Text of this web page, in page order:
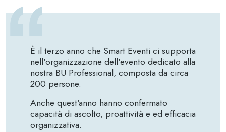
È il terzo anno che Smart Eventi ci supporta
nell'organizzazione dell'evento dedicato alla
nostra BU Professional, composta da circa
200 persone.
Anche quest'anno hanno confermato
capacità di ascolto, proattività e ed efficacia
organizzativa.